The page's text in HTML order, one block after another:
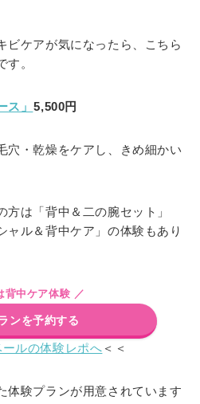
ビケアが気になったら、こちら
。
ス」 5,500円
穴・乾燥をケアし、きめ細かい
方は「背中＆二の腕セット」
ャル＆背中ケア」の体験もあり
背中ケア体験 ／
ンを予約する
ルの体験レポへ ＜＜
体験プランが用意されています